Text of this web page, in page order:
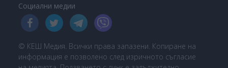
Социални медии
© КЕШ Медия. Всички права запазени. Копиране на
информация е позволено след изричното съгласие